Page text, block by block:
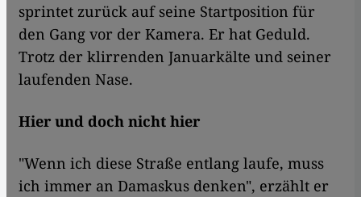
sprintet zurück auf seine Startposition für
den Gang vor der Kamera. Er hat Geduld.
Trotz der klirrenden Januarkälte und seiner
laufenden Nase.
Hier und doch nicht hier
"Wenn ich diese Straße entlang laufe, muss
ich immer an Damaskus denken", erzählt er